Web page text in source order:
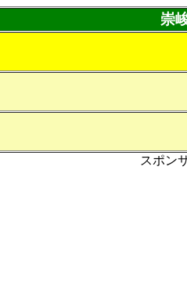
崇
スポン